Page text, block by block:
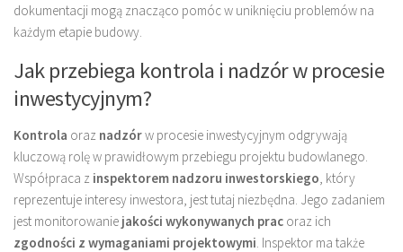
dokumentacji mogą znacząco pomóc w uniknięciu problemów na
każdym etapie budowy.
Jak przebiega kontrola i nadzór w procesie
inwestycyjnym?
Kontrola oraz nadzórw procesie inwestycyjnym odgrywają
kluczową rolę w prawidłowym przebiegu projektu budowlanego.
Współpraca z inspektorem nadzoru inwestorskiego, który
reprezentuje interesy inwestora, jest tutaj niezbędna. Jego zadaniem
jest monitorowanie jakości wykonywanych prac oraz ich
zgodności z wymaganiami projektowymi. Inspektor ma także